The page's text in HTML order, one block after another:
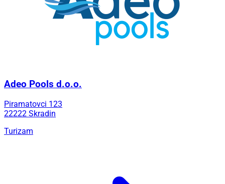
Adeo Pools d.o.o.
Piramatovci 123
22222 Skradin
Turizam